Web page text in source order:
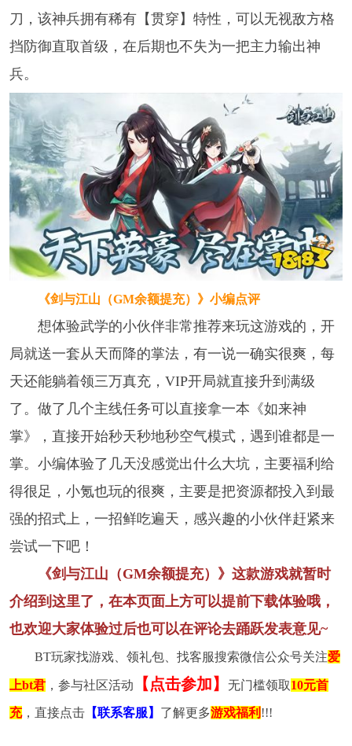
刀，该神兵拥有稀有【贯穿】特性，可以无视敌方格
挡防御直取首级，在后期也不失为一把主力输出神
兵。
《剑与江山（GM余额提充）》 小编点评
想体验武学的小伙伴非常推荐来玩这游戏的，开
局就送一套从天而降的掌法，有一说一确实很爽，每
天还能躺着领三万真充，VIP开局就直接升到满级
了。做了几个主线任务可以直接拿一本《如来神
掌》，直接开始秒天秒地秒空气模式，遇到谁都是一
掌。小编体验了几天没感觉出什么大坑，主要福利给
得很足，小氪也玩的很爽，主要是把资源都投入到最
强的招式上，一招鲜吃遍天，感兴趣的小伙伴赶紧来
尝试一下吧！
《剑与江山（GM余额提充）》这款游戏就暂时
介绍到这里了，在本页面上方可以提前下载体验哦，
也欢迎大家体验过后也可以在评论去踊跃发表意见~
BT玩家找游戏、领礼包、找客服搜索微信公众号关注爱
上bt君，参与社区活动 【点击参加】 无门槛领取10元首
充，直接点击【联系客服】 了解更多游戏福利 !!!